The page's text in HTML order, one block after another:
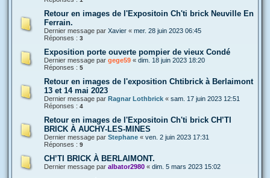
Retour en images de l'Expositoin Ch'ti brick Neuville En
Ferrain.
Dernier message par Xavier « mer. 28 juin 2023 06:45
Réponses : 3
Exposition porte ouverte pompier de vieux Condé
Dernier message par gege59 « dim. 18 juin 2023 18:20
Réponses : 5
Retour en images de l'exposition Chtibrick à Berlaimont
13 et 14 mai 2023
Dernier message par Ragnar Lothbrick « sam. 17 juin 2023 12:51
Réponses : 4
Retour en images de l'Expositoin Ch'ti brick CH’TI
BRICK À AUCHY-LES-MINES
Dernier message par Stephane « ven. 2 juin 2023 17:31
Réponses : 9
CH’TI BRICK À BERLAIMONT.
Dernier message par albator2980 « dim. 5 mars 2023 15:02